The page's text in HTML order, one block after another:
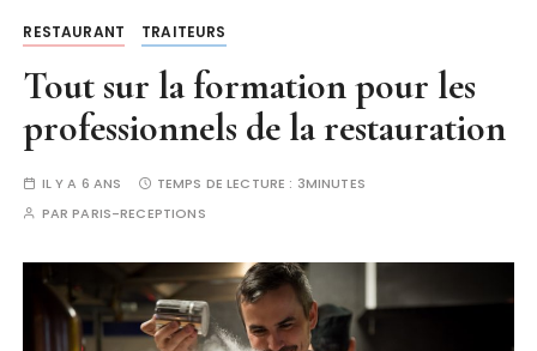
RESTAURANT TRAITEURS
Tout sur la formation pour les
professionnels de la restauration
IL Y A 6 ANS TEMPS DE LECTURE : 3MINUTES
PARPARIS-RECEPTIONS